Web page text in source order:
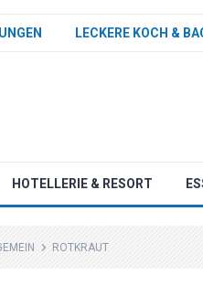
LECKERE KOCH &
HOTELLERIE & RESORT
ROTKRAUT